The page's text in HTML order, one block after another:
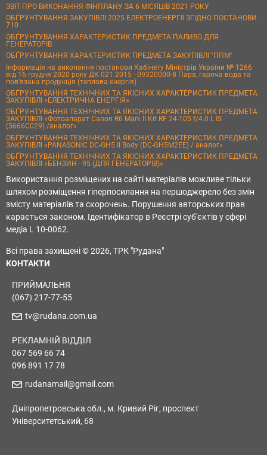
ЗВІТ ПРО ВИКОНАННЯ ФІНПЛАНУ ЗА 6 МІСЯЦІВ 2021 РОКУ
ОБҐРУНТУВАННЯ ЗАКУПІВЛІ 2025 ЕЛЕКТРОЕНЕРГІЇ ЗГІДНО ПОСТАНОВИ
710
ОБҐРУНТУВАННЯ ХАРАКТЕРИСТИК ПРЕДМЕТА ПАЛИВО ДЛЯ
ГЕНЕРАТОРІВ
ОБҐРУНТУВАННЯ ХАРАКТЕРИСТИК ПРЕДМЕТА ЗАКУПІВЛІ "ППМ"
Інформація на виконання постанови Кабінету Міністрів України № 1266
від 16 грудня 2020 року ДК 021:2015 - 09320000-8 Пара, гаряча вода та
пов’язана продукція (теплова енергія)
ОБҐРУНТУВАННЯ ТЕХНІЧНИХ ТА ЯКІСНИХ ХАРАКТЕРИСТИК ПРЕДМЕТА
ЗАКУПІВЛІ «ЕЛЕКТРИЧНА ЕНЕРГІЯ»
ОБҐРУНТУВАННЯ ТЕХНІЧНИХ ТА ЯКІСНИХ ХАРАКТЕРИСТИК ПРЕДМЕТА
ЗАКУПІВЛІ «Фотоапарат Canon R6 Mark II Kit RF 24-105 f/4.0 L IS
(5666C029) /аналог»
ОБҐРУНТУВАННЯ ТЕХНІЧНИХ ТА ЯКІСНИХ ХАРАКТЕРИСТИК ПРЕДМЕТА
ЗАКУПІВЛІ «PANASONIC DC-GH5 II Body (DC-GH5M2EE) / аналог»
ОБҐРУНТУВАННЯ ТЕХНІЧНИХ ТА ЯКІСНИХ ХАРАКТЕРИСТИК ПРЕДМЕТА
ЗАКУПІВЛІ «БЕНЗИН - 95 (ДЛЯ ГЕНЕРАТОРІВ)»
Використання розміщених на сайті матеріалів можливе тільки
шляхом розміщення гіперпосилання на першоджерело без змін
змісту матеріалів та скорочень. Порушення авторських прав
карається законом. Ідентифікатор в Реєстрі суб'єктів у сфері
медіа L 10-0062.
Всі права захищені © 2026, ТРК "Рудана"
КОНТАКТИ
ПРИЙМАЛЬНЯ
(067) 217-77-55
tv@rudana.com.ua
РЕКЛАМНІЙ ВІДДІЛ
067 569 66 74
096 891 17 78
rudanamail@gmail.com
Дніпропетровська обл., м. Кривий Ріг, проспект
Університетський, 68